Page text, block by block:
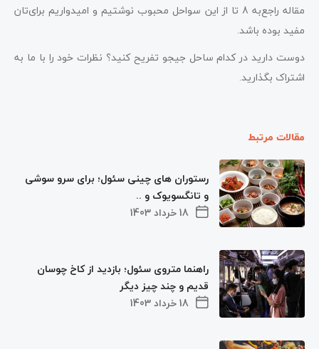
مقاله راجع‌به 8 تا از این سواحل محبوب نوشتیم و امیدواریم برای‌تان
مفید بوده باشد.
دوست دارید در کدام ساحل جیجو تفریح کنید؟ نظرات خود را با ما به
اشتراک بگذارید.
مقالات مرتبط
18 خرداد 1403
رستوران های چینی سئول؛ برای سرو سوشی
و تانگسویوک و ..
18 خرداد 1403
راهنما متروی سئول؛ بازدید از کاخ چوسان
قدیم و چند چیز دیگر